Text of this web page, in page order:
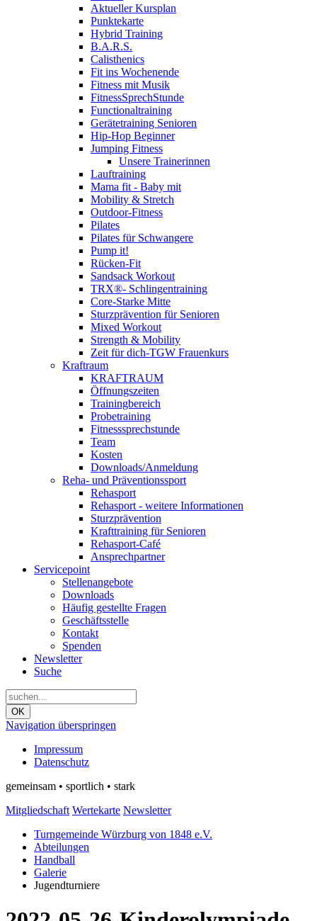
Aktueller Kursplan
Punktekarte
Hybrid Training
B.A.R.S.
Calisthenics
Fit ins Wochenende
Fitness mit Musik
FitnessSprechStunde
Functionaltraining
Gerätetraining Senioren
Hip-Hop Beginner
Jumping Fitness
Unsere Trainerinnen
Lauftraining
Mama fit - Baby mit
Mobility & Stretch
Outdoor-Fitness
Pilates
Pilates für Schwangere
Pump it!
Rücken-Fit
Sandsack Workout
TRX®- Schlingentraining
Core-Starke Mitte
Sturzprävention für Senioren
Mixed Workout
Strength & Mobility
Zeit für dich-TGW Frauenkurs
Kraftraum
KRAFTRAUM
Öffnungszeiten
Trainingbereich
Probetraining
Fitnesssprechstunde
Team
Kosten
Downloads/Anmeldung
Reha- und Präventionssport
Rehasport
Rehasport - weitere Informationen
Sturzprävention
Krafttraining für Senioren
Rehasport-Café
Ansprechpartner
Servicepoint
Stellenangebote
Downloads
Häufig gestellte Fragen
Geschäftsstelle
Kontakt
Spenden
Newsletter
Suche
OK
Navigation überspringen
Impressum
Datenschutz
gemeinsam • sportlich • stark
Mitgliedschaft Wertekarte Newsletter
Turngemeinde Würzburg von 1848 e.V.
Abteilungen
Handball
Galerie
Jugendturniere